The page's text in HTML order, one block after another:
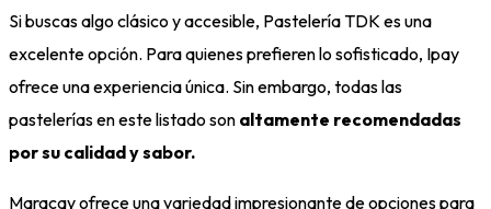
Si buscas algo clásico y accesible, Pastelería TDK es una
excelente opción. Para quienes prefieren lo sofisticado, Ipay
ofrece una experiencia única. Sin embargo, todas las
pastelerías en este listado son altamente recomendadas
por su calidad y sabor.
Maracay ofrece una variedad impresionante de opciones para